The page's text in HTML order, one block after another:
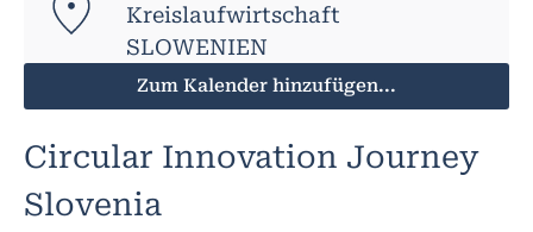
Kreislaufwirtschaft
SLOWENIEN
Zum Kalender hinzufügen...
Circular Innovation Journey
Slovenia